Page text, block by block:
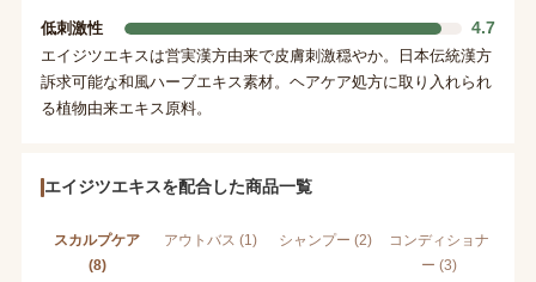
低刺激性 4.7
エイジツエキスは営実漢方由来で皮膚刺激穏やか。日本伝統漢方
訴求可能な和風ハーブエキス素材。ヘアケア処方に取り入れられ
る植物由来エキス原料。
エイジツエキスを配合した商品一覧
スカルプケア
(8)
アウトバス (1) シャンプー (2)
コンディショナ
ー (3)